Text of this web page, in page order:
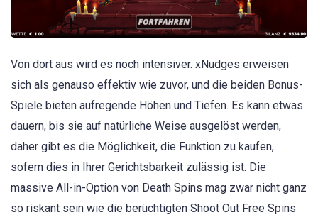
Von dort aus wird es noch intensiver. xNudges erweisen
sich als genauso effektiv wie zuvor, und die beiden Bonus-
Spiele bieten aufregende Höhen und Tiefen. Es kann etwas
dauern, bis sie auf natürliche Weise ausgelöst werden,
daher gibt es die Möglichkeit, die Funktion zu kaufen,
sofern dies in Ihrer Gerichtsbarkeit zulässig ist. Die
massive All-in-Option von Death Spins mag zwar nicht ganz
so riskant sein wie die berüchtigten Shoot Out Free Spins